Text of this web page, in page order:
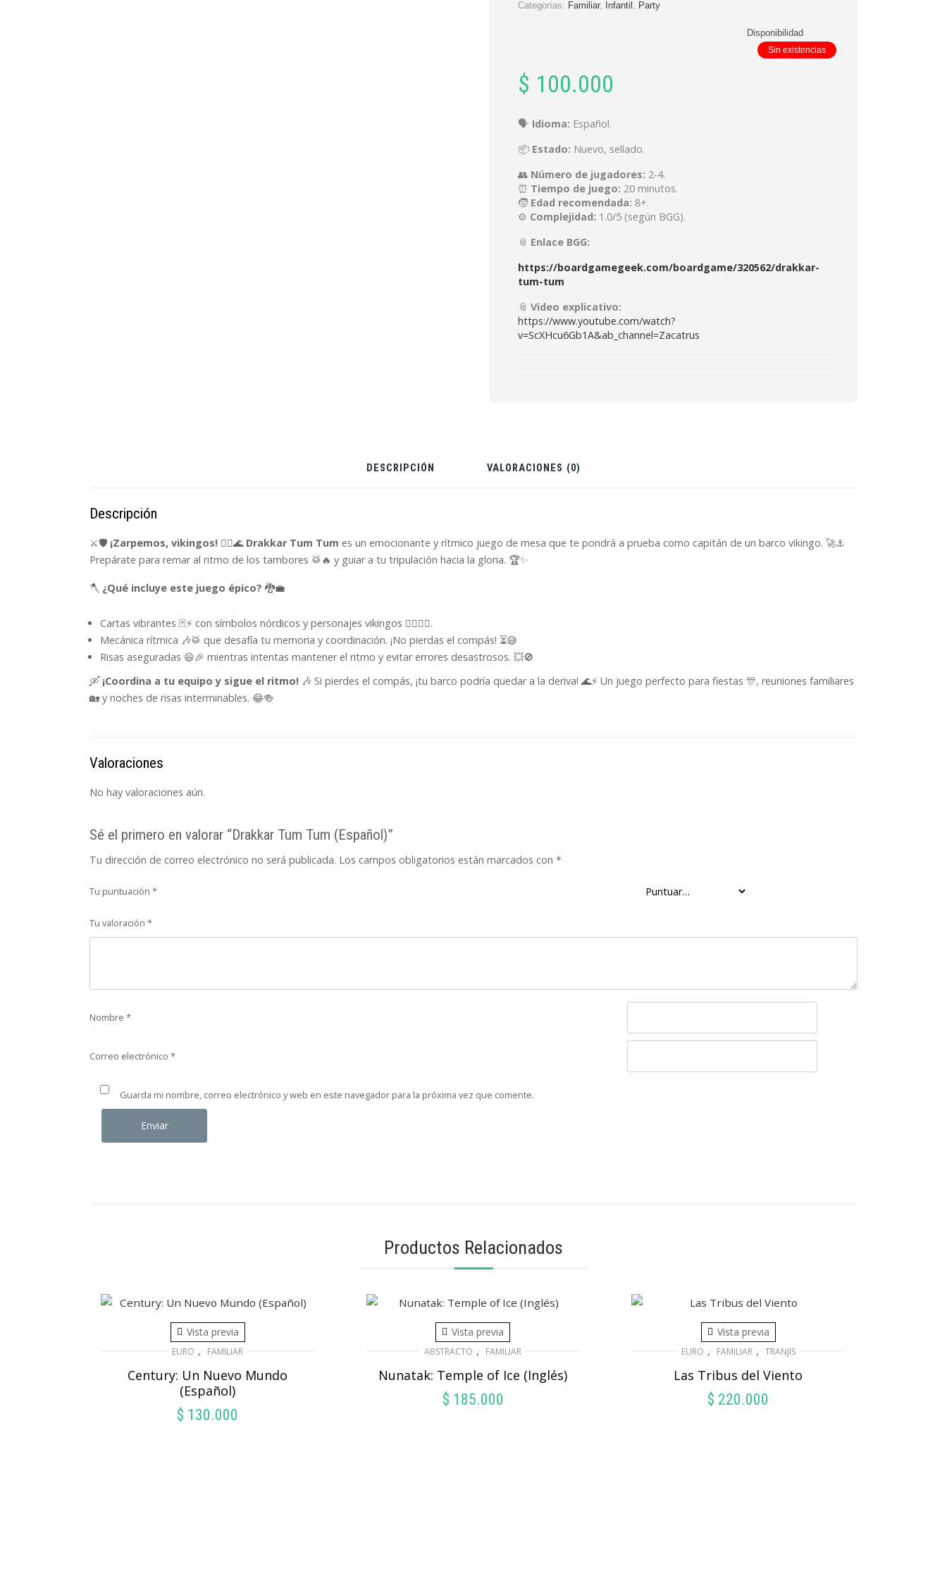
Categorías: Familiar, Infantil , Party
Disponibilidad
Sin existencias
$ 100.000
🗣️ Idioma: Español.
📦 Estado: Nuevo, sellado.
👥 Número de jugadores: 2-4.
⏰ Tiempo de juego: 20 minutos.
🧒 Edad recomendada: 8+.
⚙️ Complejidad: 1.0/5 (según BGG).
📎 Enlace BGG:
https://boardgamegeek.com/boardgame/320562/drakkar-
tum-tum
📎 Video explicativo:
https://www.youtube.com/watch?
v=ScXHcu6Gb1A&ab_channel=Zacatrus
DESCRIPCIÓN VALORACIONES (0)
Descripción
⚔️🛡️ ¡Zarpemos, vikingos! 🚣‍♂️🌊 Drakkar Tum Tum es un emocionante y rítmico juego de mesa que te pondrá a prueba como capitán de un barco vikingo. 🚀⚓
Prepárate para remar al ritmo de los tambores 🥁🔥 y guiar a tu tripulación hacia la gloria. 🏆✨
🪓 ¿Qué incluye este juego épico? 🐉💼
Cartas vibrantes 🃏⚡ con símbolos nórdicos y personajes vikingos 🧔‍♂️🧝‍♀️.
Mecánica rítmica 🎶🥁 que desafía tu memoria y coordinación. ¡No pierdas el compás! ⏳😅
Risas aseguradas 😆🎉 mientras intentas mantener el ritmo y evitar errores desastrosos. 💥🚫
🛶 ¡Coordina a tu equipo y sigue el ritmo! 🎶 Si pierdes el compás, ¡tu barco podría quedar a la deriva! 🌊⚡ Un juego perfecto para fiestas 🎊, reuniones familiares
🏡 y noches de risas interminables. 😂🍻
Valoraciones
No hay valoraciones aún.
Sé el primero en valorar “Drakkar Tum Tum (Español)”
Tu dirección de correo electrónico no será publicada. Los campos obligatorios están marcados con *
Tu puntuación *
Tu valoración *
Nombre *
Correo electrónico *
Guarda mi nombre, correo electrónico y web en este navegador para la próxima vez que comente.
Productos Relacionados
Vista previa
EURO , FAMILIAR
Century: Un Nuevo Mundo
(Español)
$ 130.000
Vista previa
ABSTRACTO , FAMILIAR
Nunatak: Temple of Ice (Inglés)
$ 185.000
Vista previa
EURO , FAMILIAR , TRANJIS
Las Tribus del Viento
$ 220.000